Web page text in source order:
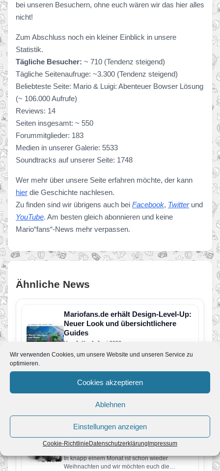
Wir verwenden Cookies, um unsere Website und unseren Service zu
optimieren.
Cookies akzeptieren
Ablehnen
Einstellungen anzeigen
Cookie-Richtlinie Datenschutzerklärung Impressum
bei unseren Besuchern, ohne euch wären wir das hier alles
nicht!
Zum Abschluss noch ein kleiner Einblick in unsere
Statistik.
Tägliche Besucher: ~ 710 (Tendenz steigend)
Tägliche Seitenaufruge: ~3.300 (Tendenz steigend)
Beliebteste Seite: Mario & Luigi: Abenteuer Bowser Lösung
(~ 106.000 Aufrufe)
Reviews: 14
Seiten insgesamt: ~ 550
Forummitglieder: 183
Medien in unserer Galerie: 5533
Soundtracks auf unserer Seite: 1748
Wer mehr über unsere Seite erfahren möchte, der kann
hier die Geschichte nachlesen.
Zu finden sind wir übrigens auch bei Facebook, Twitterund
YouTube. Am besten gleich abonnieren und keine
Mario“fans“-News mehr verpassen.
Ähnliche News
Mariofans.de erhält Design-Level-Up:
Neuer Look und übersichtlichere
Guides
Von JoKo 4. Juni 2026
In den letzten Tagen hat sich auf Mariofans.de
18 Jahre Mariofans.de
Heute ist ein ganz besonderer Tag: Mariofans.de
feiert sein 18-jähriges Jubiläum. Was im Jahr
2008 als kleine Fanseite…
Mario Kart 8 Deluxe – Gewinnspiel –
Mariofans.de
Von JoKo•17. November 2022
In knapp einem Monat ist schon wieder
Weihnachten und wir möchten euch die